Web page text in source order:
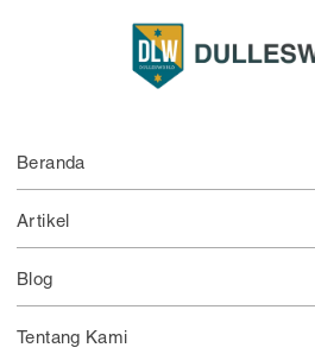
Beranda
Artikel
Blog
Tentang Kami